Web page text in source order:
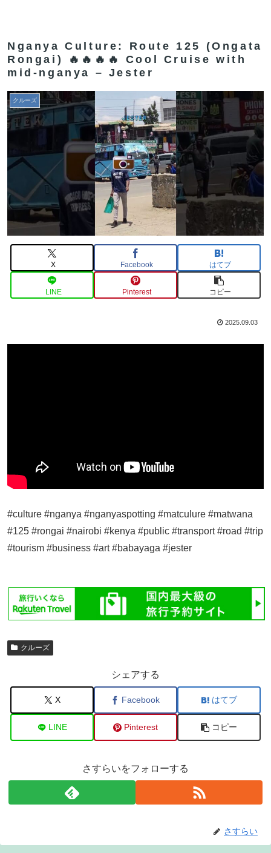
Nganya Culture: Route 125 (Ongata
Rongai) 🔥🔥🔥🔥 Cool Cruise with
mid-nganya – Jester
クルーズ
X Facebook はてブ
LINE Pinterest コピー
2025.09.03
#culture #nganya #nganyaspotting #matculure #matwana
#125 #rongai #nairobi #kenya #public #transport #road #trip
#tourism #business #art #babayaga #jester
クルーズ
シェアする
X Facebook はてブ
LINE Pinterest コピー
さすらいをフォローする
さすらい